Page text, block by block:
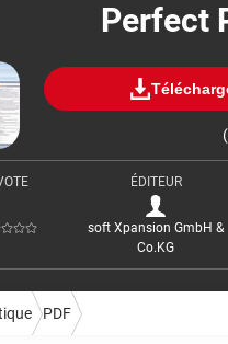
Perfect
ÉDITEUR
soft Xpansion GmbH &
Co.KG
PDF